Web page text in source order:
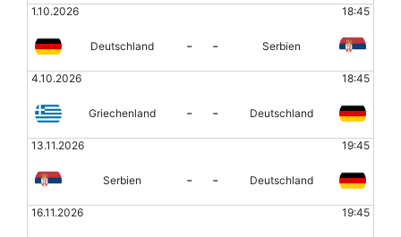
1.10.2026 18:45
Deutschland - - Serbien
4.10.2026 18:45
Griechenland - - Deutschland
13.11.2026 19:45
Serbien - - Deutschland
16.11.2026 19:45